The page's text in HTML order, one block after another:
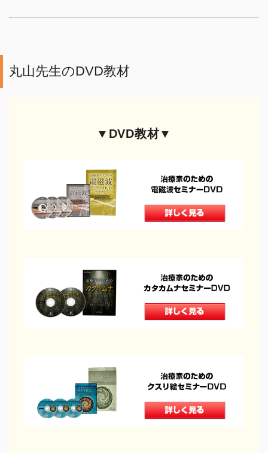
丸山先生のDVD教材
▼DVD教材▼